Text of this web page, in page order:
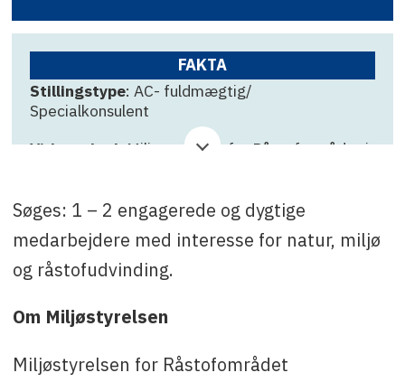
FAKTA
Stillingstype: AC- fuldmægtig/
Specialkonsulent
Virksomhed: Miljøstyrelsen for Råstofområdet i
Ansøgningsfrist: 31.07.2026.
Kontakt: Steen Christensen, tlf. +299 345187, e-
mail: chrs@nanoq.gl.
Søges: 1 – 2 engagerede og dygtige
medarbejdere med interesse for natur, miljø
og råstofudvinding.
Om Miljøstyrelsen
Miljøstyrelsen for Råstofområdet